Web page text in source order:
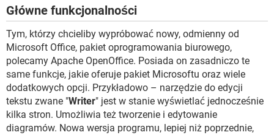
Główne funkcjonalności
Tym, którzy chcieliby wypróbować nowy, odmienny od
Microsoft Office, pakiet oprogramowania biurowego,
polecamy Apache OpenOffice. Posiada on zasadniczo te
same funkcje, jakie oferuje pakiet Microsoftu oraz wiele
dodatkowych opcji. Przykładowo – narzędzie do edycji
tekstu zwane "Writer" jest w stanie wyświetlać jednocześnie
kilka stron. Umożliwia też tworzenie i edytowanie
diagramów. Nowa wersja programu, lepiej niż poprzednie,